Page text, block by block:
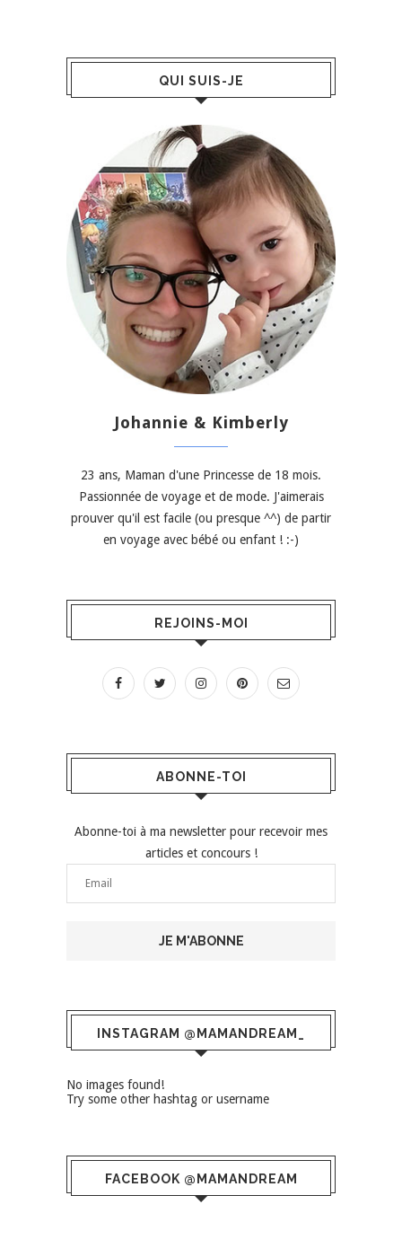
QUI SUIS-JE
Johannie & Kimberly
23 ans, Maman d'une Princesse de 18 mois.
Passionnée de voyage et de mode. J'aimerais
prouver qu'il est facile (ou presque ^^) de partir
en voyage avec bébé ou enfant ! :-)
REJOINS-MOI
ABONNE-TOI
Abonne-toi à ma newsletter pour recevoir mes
articles et concours !
INSTAGRAM @MAMANDREAM_
No images found!
Try some other hashtag or username
FACEBOOK @MAMANDREAM